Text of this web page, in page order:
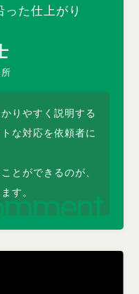
った仕上がり
りやすく説明する
な対応を依頼者に
とができるのが、
す。